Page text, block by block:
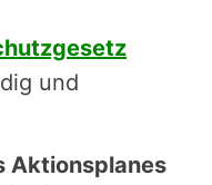
und
Aktions­pla­nes